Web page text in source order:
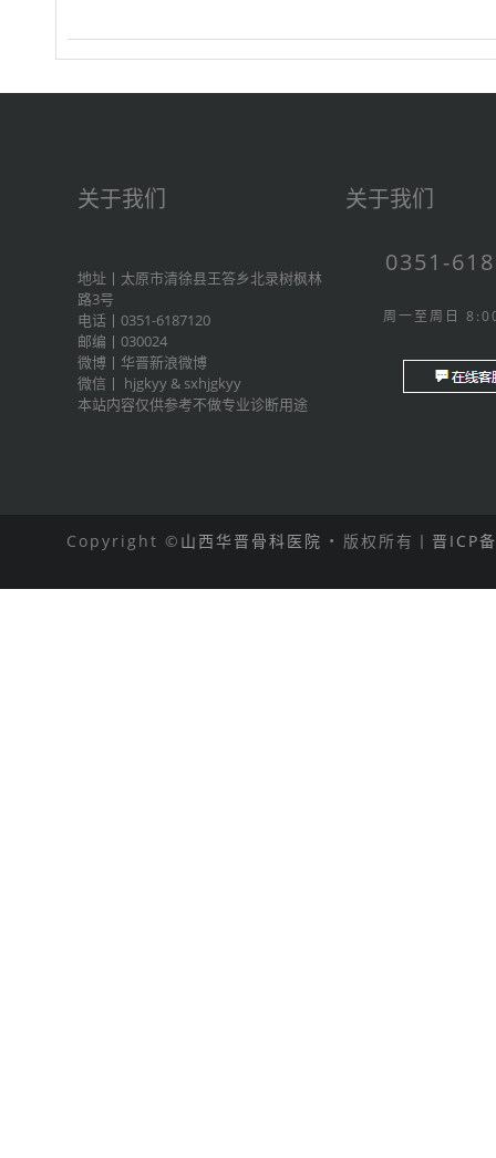
关于我们
地址丨太原市清徐县王答乡北录树枫林
路3号
电话丨0351-6187120
邮编丨030024
微博丨 华晋新浪微博
微信丨 hjgkyy & sxhjgkyy
本站内容仅供参考不做专业诊断用途
关于我们
0351-
周一至周日
Copyright © 山西华晋骨科医院 • 版权所有丨 晋ICP